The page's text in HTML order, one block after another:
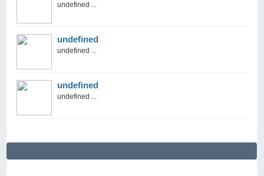
undefined ...
undefined
undefined ...
undefined
undefined ...